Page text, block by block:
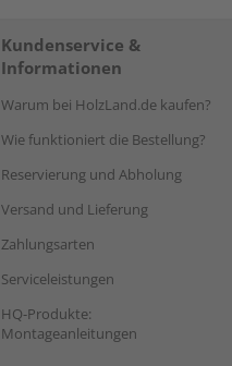
Kundenservice &
Informationen
Warum bei HolzLand.de kaufen?
Wie funktioniert die Bestellung?
Reservierung und Abholung
Versand und Lieferung
Zahlungsarten
Serviceleistungen
HQ-Produkte:
Montageanleitungen